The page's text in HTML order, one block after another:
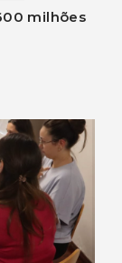
milhões